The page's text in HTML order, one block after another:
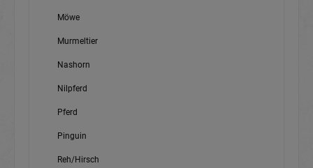
Möwe
Murmeltier
Nashorn
Nilpferd
Pferd
Pinguin
Reh/Hirsch